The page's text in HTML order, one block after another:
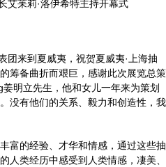
艾苿莉·洛伊希特主持开幕式
团来到夏威夷，祝贺夏威夷·上海抽
筹备曲折而艰巨，感谢此次展览总策
明立先生，他和女儿一年来为策划
没有他们的关系、毅力和创造性，我
富的经验、才华和情感，通过这些抽
人类经历中感受到人类情感，凄美、